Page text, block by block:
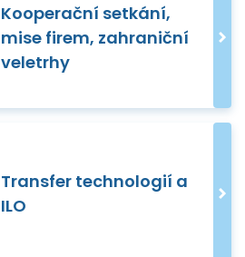
Kooperační setkání,
mise firem, zahraniční
veletrhy
Transfer technologií a
ILO